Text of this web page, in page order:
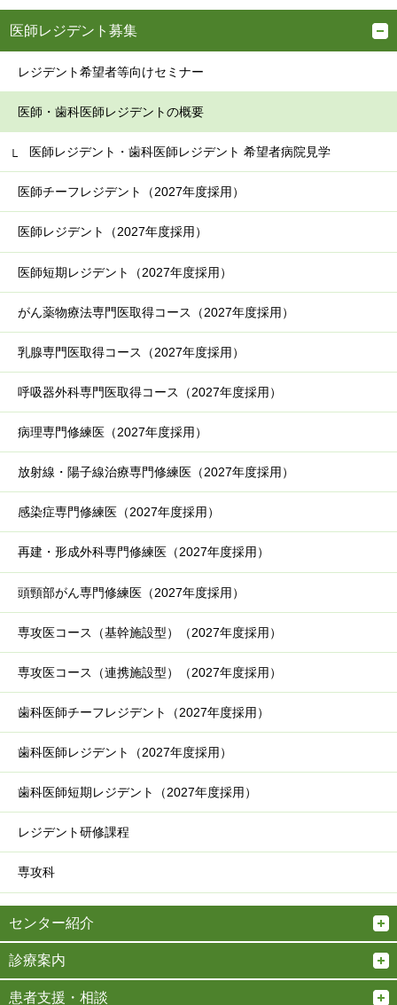
医師レジデント募集
レジデント希望者等向けセミナー
医師・歯科医師レジデントの概要
医師レジデント・歯科医師レジデント 希望者病院見学
医師チーフレジデント（2027年度採用）
医師レジデント（2027年度採用）
医師短期レジデント（2027年度採用）
がん薬物療法専門医取得コース（2027年度採用）
乳腺専門医取得コース（2027年度採用）
呼吸器外科専門医取得コース（2027年度採用）
病理専門修練医（2027年度採用）
放射線・陽子線治療専門修練医（2027年度採用）
感染症専門修練医（2027年度採用）
再建・形成外科専門修練医（2027年度採用）
頭頸部がん専門修練医（2027年度採用）
専攻医コース（基幹施設型）（2027年度採用）
専攻医コース（連携施設型）（2027年度採用）
歯科医師チーフレジデント（2027年度採用）
歯科医師レジデント（2027年度採用）
歯科医師短期レジデント（2027年度採用）
レジデント研修課程
専攻科
センター紹介
診療案内
患者支援・相談